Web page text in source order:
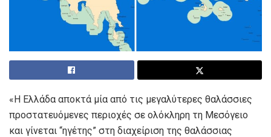
«Η Ελλάδα αποκτά μία από τις μεγαλύτερες θαλάσσιες
προστατευόμενες περιοχές σε ολόκληρη τη Μεσόγειο
και γίνεται “ηγέτης” στη διαχείριση της θαλάσσιας